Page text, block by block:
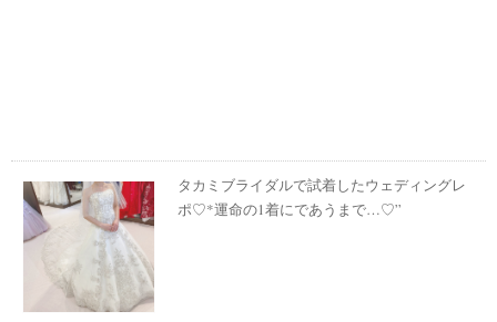
タカミブライダルで試着したウェディングレ
ポ♡*運命の1着にであうまで…♡”